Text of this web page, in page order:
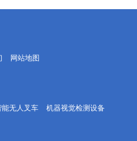
网站地图
能无人叉车 机器视觉检测设备